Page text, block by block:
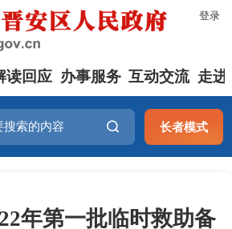
登录
读回应 办事服务 互动交流 走进
长者模式
年第一批临时救助备